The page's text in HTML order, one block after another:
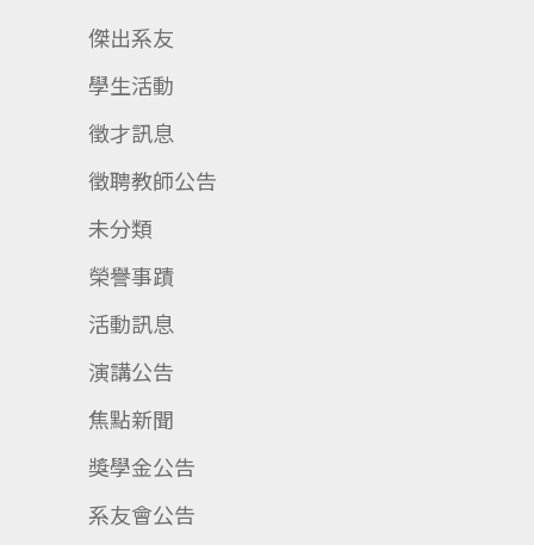
傑出系友
學生活動
徵才訊息
徵聘教師公告
未分類
榮譽事蹟
活動訊息
演講公告
焦點新聞
獎學金公告
系友會公告